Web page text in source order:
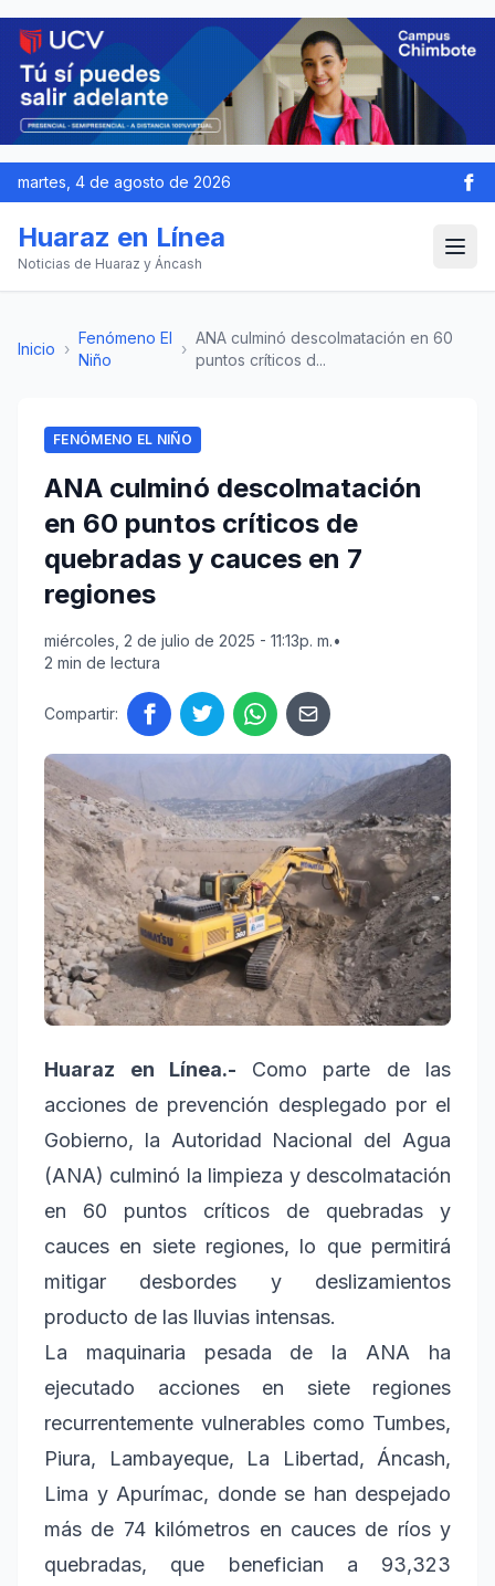
martes, 4 de agosto de 2026
Huaraz en Línea
Noticias de Huaraz y Áncash
Inicio ›
Fenómeno El
Niño
›
ANA culminó descolmatación en 60
puntos críticos d...
FENÓMENO EL NIÑO
ANA culminó descolmatación
en 60 puntos críticos de
quebradas y cauces en 7
regiones
miércoles, 2 de julio de 2025 - 11:13p. m.•
2 min de lectura
Compartir:
Huaraz en Línea.- Como parte de las
acciones de prevención desplegado por el
Gobierno, la Autoridad Nacional del Agua
(ANA) culminó la limpieza y descolmatación
en 60 puntos críticos de quebradas y
cauces en siete regiones, lo que permitirá
mitigar desbordes y deslizamientos
producto de las lluvias intensas.
La maquinaria pesada de la ANA ha
ejecutado acciones en siete regiones
recurrentemente vulnerables como Tumbes,
Piura, Lambayeque, La Libertad, Áncash,
Lima y Apurímac, donde se han despejado
más de 74 kilómetros en cauces de ríos y
quebradas, que benefician a 93,323